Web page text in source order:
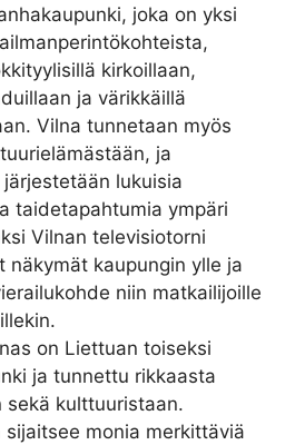
joka on yksi
kirkoillaan,
ja värikkäillä
Vilna tunnetaan myös
ja
lukuisia
taidetapahtumia ympäri
Vilnan televisiotorni
näkymät kaupungin ylle ja
niin matkailijoille
on Liettuan toiseksi
ja tunnettu rikkaasta
sekä kulttuuristaan.
sijaitsee monia merkittäviä